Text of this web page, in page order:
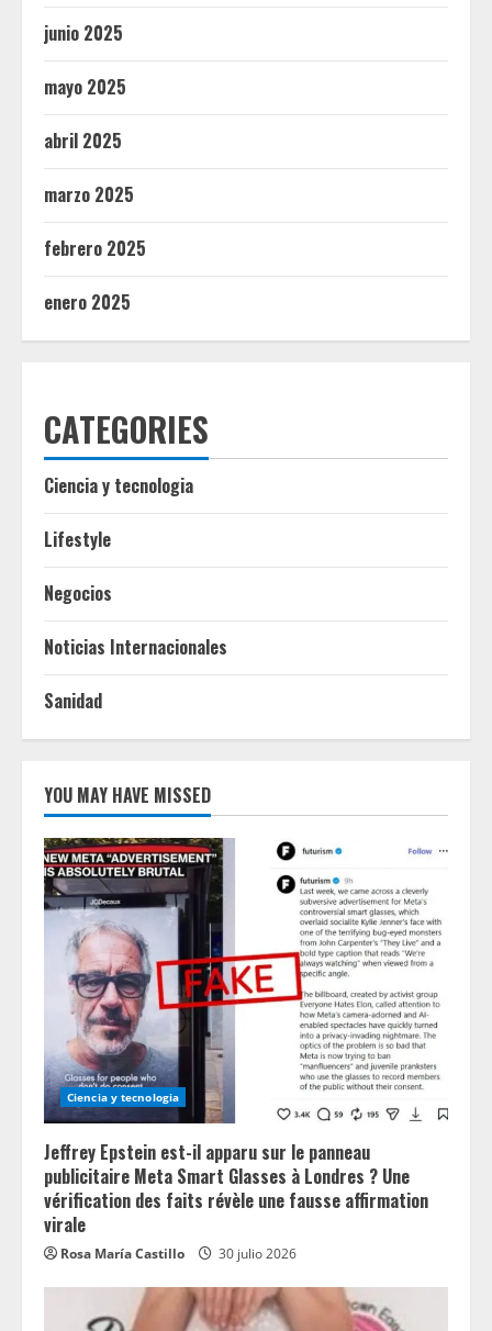
junio 2025
mayo 2025
abril 2025
marzo 2025
febrero 2025
enero 2025
CATEGORIES
Ciencia y tecnologia
Lifestyle
Negocios
Noticias Internacionales
Sanidad
YOU MAY HAVE MISSED
Ciencia y tecnologia
Jeffrey Epstein est-il apparu sur le panneau
publicitaire Meta Smart Glasses à Londres ? Une
vérification des faits révèle une fausse affirmation
virale
Rosa María Castillo 30 julio 2026